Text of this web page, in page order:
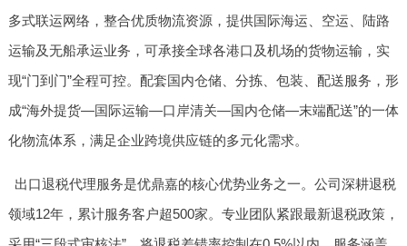
多式联运网络，整合优质物流资源，提供国际海运、空运、陆路
运输及无船承运业务，可承接全球各港口及机场的货物运输，实
现“门到门”全程可控。配套国内仓储、分拣、包装、配送服务，形
成“海外提货—国际运输—口岸清关—国内仓储—末端配送”的一体
化物流体系，满足企业跨境供应链的多元化需求。
出口退税代理服务是优鼎嘉的核心优势业务之一。公司深耕退税
领域12年，累计服务客户超500家。专业团队紧跟最新退税政策，